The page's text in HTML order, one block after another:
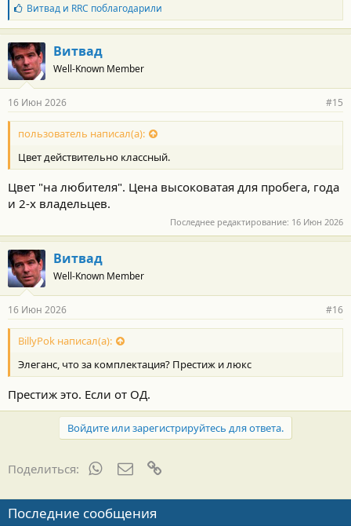
Б
л
а
г
о
д
а
н
о
с
и
:
Витвади RRC поблагодарили
Витвад
Well-Known Member
16 Июн 2026 #15
пользователь написал(а):
Цвет действительно классный.
Цвет "на любителя". Цена высоковатая для пробега, года
и 2-х владельцев.
Последнее редактирование: 16 Июн 2026
Витвад
Well-Known Member
16 Июн 2026 #16
BillyPok написал(а):
Элеганс, что за комплектация? Престиж и люкс
Престиж это. Если от ОД.
Войдите или зарегистрируйтесь для ответа.
Поделиться: WhatsAppЭлектронная почта
Последние сообщения